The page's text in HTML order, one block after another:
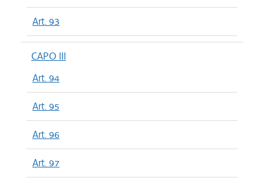
Art. 93
CAPO III
Art. 94
Art. 95
Art. 96
Art. 97